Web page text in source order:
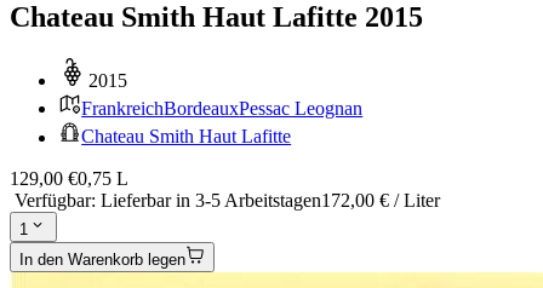
Chateau Smith Haut Lafitte 2015
2015
FrankreichBordeauxPessac Leognan
Chateau Smith Haut Lafitte
129,00 €0,75 L
Verfügbar: Lieferbar in 3-5 Arbeitstagen172,00 € / Liter
1
In den Warenkorb legen